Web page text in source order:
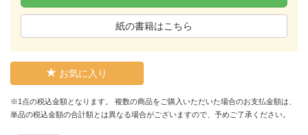
紙の書籍はこちら
お気に入り
※1点の税込金額となります。 複数の商品をご購入いただいた場合のお支払金額は、
単品の税込金額の合計額とは異なる場合がございますので、予めご了承ください。